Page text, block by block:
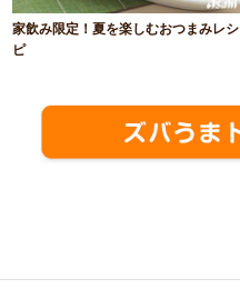
家飲み限定！夏を楽しむおつまみレシ
ピ